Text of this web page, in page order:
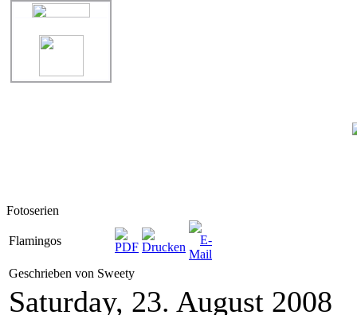
Fotoserien
Flamingos
Geschrieben von Sweety
Saturday, 23. August 2008